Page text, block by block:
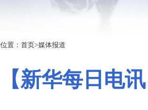
置： 首页>媒体报道
【新华每日电